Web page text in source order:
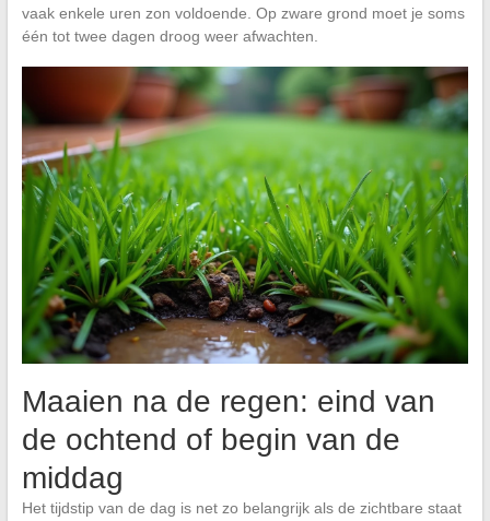
vaak enkele uren zon voldoende. Op zware grond moet je soms
één tot twee dagen droog weer afwachten.
Maaien na de regen: eind van
de ochtend of begin van de
middag
Het tijdstip van de dag is net zo belangrijk als de zichtbare staat